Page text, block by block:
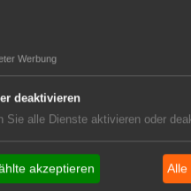
Ertragssicherheit im
Kopf-Verbrauch
blind für
Werbung
deaktivieren
Sie alle Dienste aktivieren oder
akzeptieren Alle